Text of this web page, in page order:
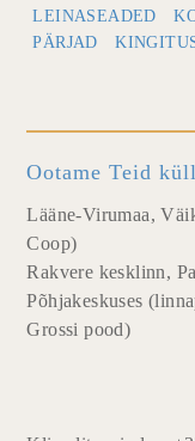
LEINASEADED
PÄRJAD
Ootame Teid
Lääne-Virumaa,
Coop)
Rakvere kesklinn,
Põhjakeskuses
Grossi pood)